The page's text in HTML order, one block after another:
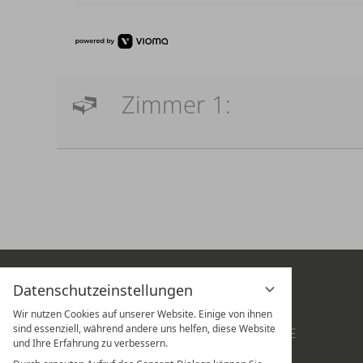
Datenschutzeinstellungen
Wir nutzen Cookies auf unserer Website. Einige von ihnen
sind essenziell, während andere uns helfen, diese Website
und Ihre Erfahrung zu verbessern.
Zimmer 1:
DAS HOTEL
SUITEN
ZIMMER
KULINARIK & WEIN
GUTSCHEINE
LAGE & ANREISE